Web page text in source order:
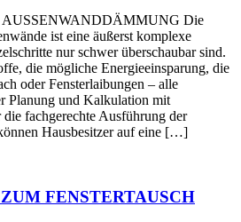
Die
ist eine äußerst komplexe
nur schwer überschaubar sind.
die mögliche Energieeinsparung, die
oder Fensterlaibungen – alle
Planung und Kalkulation mit
fachgerechte Ausführung der
Hausbesitzer auf eine […]
FENSTERTAUSCH